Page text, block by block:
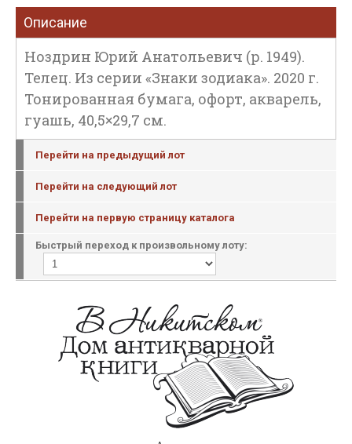
Описание
Ноздрин Юрий Анатольевич (р. 1949).
Телец. Из серии «Знаки зодиака». 2020 г.
Тонированная бумага, офорт, акварель,
гуашь, 40,5×29,7 см.
Перейти на предыдущий лот
Перейти на следующий лот
Перейти на первую страницу каталога
Быстрый переход к произвольному лоту: